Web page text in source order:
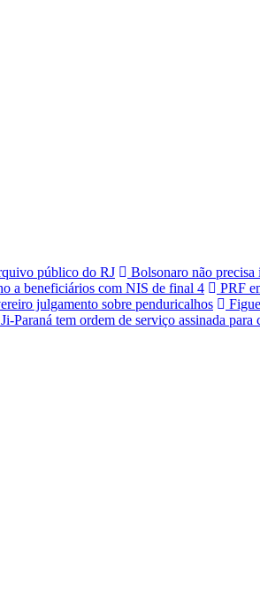
público do RJ
Bolsonaro não precisa
a beneficiários com NIS de final 4
PRF
julgamento sobre penduricalhos
Paraná tem ordem de serviço assinada para